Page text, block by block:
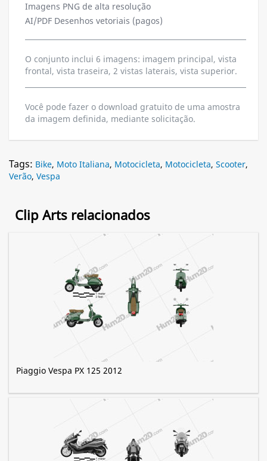
Imagens PNG de alta resolução
AI/PDF Desenhos vetoriais (pagos)
O conjunto inclui 6 imagens: imagem principal, vista
frontal, vista traseira, 2 vistas laterais, vista superior.
Você pode fazer o download gratuito de uma amostra
da imagem definida, mediante solicitação.
Tags: Bike, Moto Italiana, Motocicleta, Motocicleta, Scooter,
Verão, Vespa
Clip Arts relacionados
Piaggio Vespa PX 125 2012